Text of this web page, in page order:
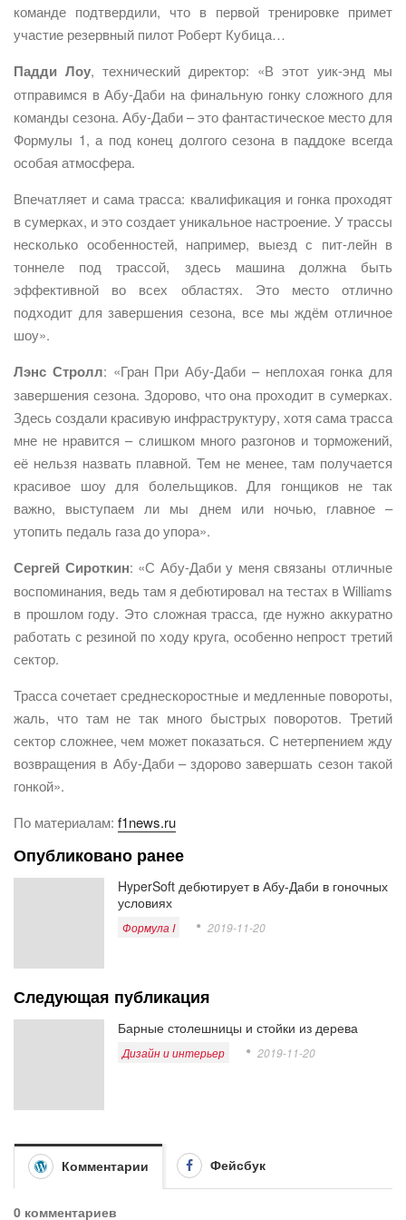
команде подтвердили, что в первой тренировке примет
участие резервный пилот Роберт Кубица…
Падди Лоу, технический директор: «В этот уик-энд мы
отправимся в Абу-Даби на финальную гонку сложного для
команды сезона. Абу-Даби – это фантастическое место для
Формулы 1, а под конец долгого сезона в паддоке всегда
особая атмосфера.
Впечатляет и сама трасса: квалификация и гонка проходят
в сумерках, и это создает уникальное настроение. У трассы
несколько особенностей, например, выезд с пит-лейн в
тоннеле под трассой, здесь машина должна быть
эффективной во всех областях. Это место отлично
подходит для завершения сезона, все мы ждём отличное
шоу».
Лэнс Стролл: «Гран При Абу-Даби – неплохая гонка для
завершения сезона. Здорово, что она проходит в сумерках.
Здесь создали красивую инфраструктуру, хотя сама трасса
мне не нравится – слишком много разгонов и торможений,
её нельзя назвать плавной. Тем не менее, там получается
красивое шоу для болельщиков. Для гонщиков не так
важно, выступаем ли мы днем или ночью, главное –
утопить педаль газа до упора».
Сергей Сироткин: «С Абу-Даби у меня связаны отличные
воспоминания, ведь там я дебютировал на тестах в Williams
в прошлом году. Это сложная трасса, где нужно аккуратно
работать с резиной по ходу круга, особенно непрост третий
сектор.
Трасса сочетает среднескоростные и медленные повороты,
жаль, что там не так много быстрых поворотов. Третий
сектор сложнее, чем может показаться. С нетерпением жду
возвращения в Абу-Даби – здорово завершать сезон такой
гонкой».
По материалам: f1news.ru
Опубликовано ранее
HyperSoft дебютирует в Абу-Даби в гоночных
условиях
Формула I 2019-11-20
Следующая публикация
Барные столешницы и стойки из дерева
Дизайн и интерьер 2019-11-20
Комментарии Фейсбук
0 комментариев